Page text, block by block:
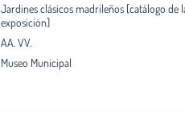
Jardines clásicos madrileños [catálogo de
exposición]
AA. VV.
Museo Municipal